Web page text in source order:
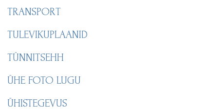
TRANSPORT
TULEVIKUPLAANID
TÜNNITSEHH
ÜHE FOTO LUGU
ÜHISTEGEVUS